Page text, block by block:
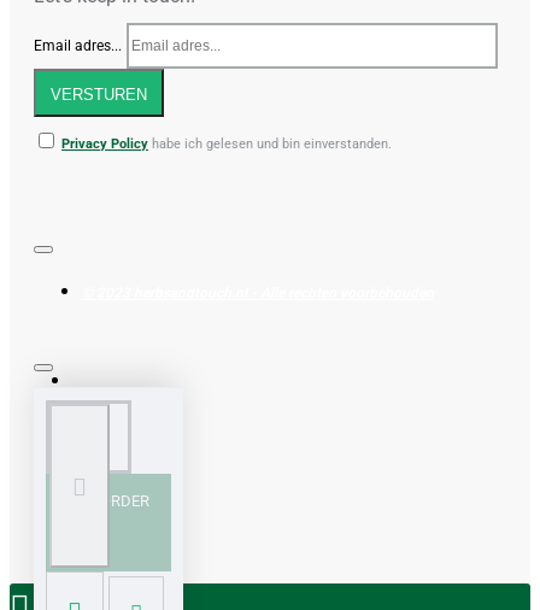
PRE-ORDER
Email adres...
VERSTUREN
Privacy Policy habe ich gelesen und bin einverstanden.